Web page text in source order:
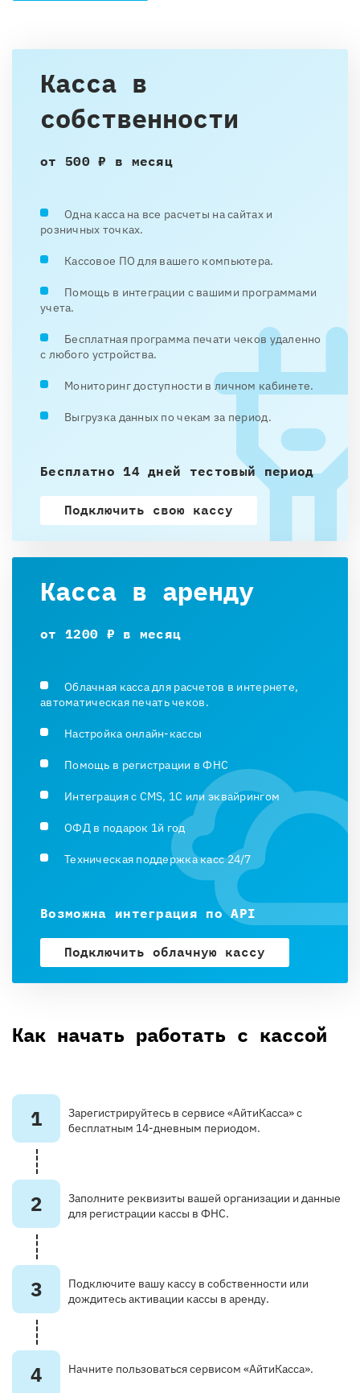
Касса в
собственности
от 500 ₽ в месяц
Одна касса на все расчеты на сайтах и
розничных точках.
Кассовое ПО для вашего компьютера.
Помощь в интеграции с вашими программами
учета.
Бесплатная программа печати чеков удаленно
с любого устройства.
Мониторинг доступности в личном кабинете.
Выгрузка данных по чекам за период.
Бесплатно 14 дней тестовый период
Подключить свою кассу
Касса в аренду
от 1200 ₽ в месяц
Облачная касса для расчетов в интернете,
автоматическая печать чеков.
Настройка онлайн-кассы
Помощь в регистрации в ФНС
Интеграция с CMS, 1С или эквайрингом
ОФД в подарок 1й год
Техническая поддержка касс 24/7
Возможна интеграция по API
Подключить облачную кассу
Как начать работать с кассой
1
Зарегистрируйтесь в сервисе «АйтиКасса» с
бесплатным 14-дневным периодом.
2
Заполните реквизиты вашей организации и данные
для регистрации кассы в ФНС.
3
Подключите вашу кассу в собственности или
дождитесь активации кассы в аренду.
4 Начните пользоваться сервисом «АйтиКасса».